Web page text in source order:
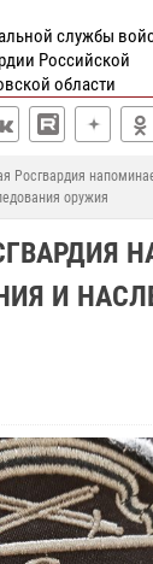
службы
Российской
области
Росгвардия
оружия
И